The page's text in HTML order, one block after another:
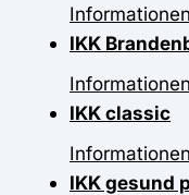
Informationen
IKK
Informationen
IKK classic
Informationen
IKK gesund